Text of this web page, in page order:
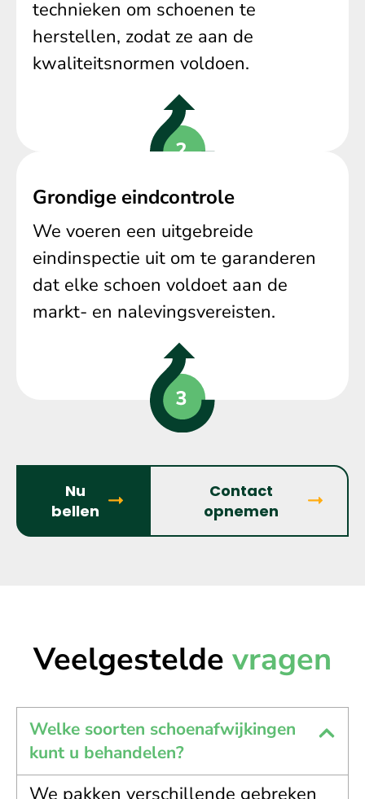
technieken om schoenen te
herstellen, zodat ze aan de
kwaliteitsnormen voldoen.
Grondige eindcontrole
We voeren een uitgebreide
eindinspectie uit om te garanderen
dat elke schoen voldoet aan de
markt- en nalevingsvereisten.
Nu
bellen
Contact
opnemen
Veelgestelde vragen
Welke soorten schoenafwijkingen
kunt u behandelen?
We pakken verschillende gebreken